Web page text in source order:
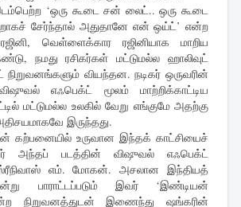
‘ஒரு கூடை சன் லைட்.. ஒரு கூடை
சேர்ந்தால் அதுதானே என் ஒய்ட்’ என்ற
ரஜினி, வெள்ளைக்கார ரஜினியாக மாறிய
நமது ரசிகர்கள் மட்டுமல்ல ஹாலிவுட்
வியந்தன. நடிகர் ஒருவரின்
எஃபெக்ட் மூலம் மாற்றிக்காட்டிய
மட்டுமல்ல உலகில் வேறு எங்குமே அதற்கு
இருந்தது.
கற்பனையில் உருவான இந்தக் காட்சியைச்
அந்தப் படத்தின் விஷுவல் எஃபெக்ட்
எம். மோகன். அசலான இந்தியத்
பாராட்டப்படும் இவர் ‘இண்டியன்
நிறுவனத்துடன் இணைந்து ஷங்கரின்